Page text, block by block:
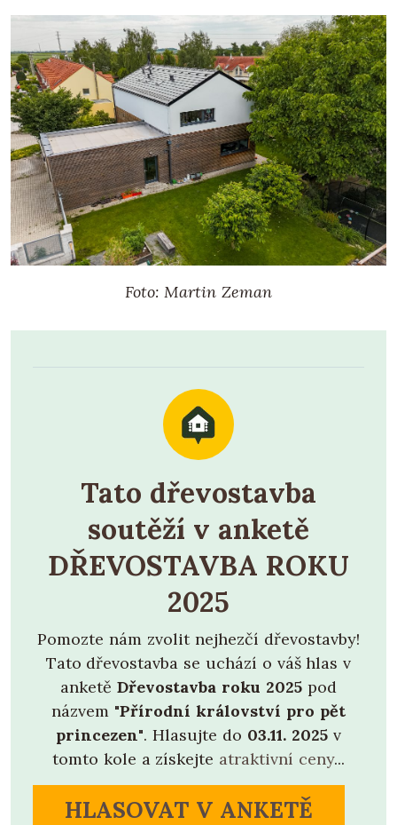
Foto: Martin Zeman
Tato dřevostavba
soutěží v anketě
DŘEVOSTAVBA ROKU
2025
Pomozte nám zvolit nejhezčí dřevostavby!
Tato dřevostavba se uchází o váš hlas v
anketěDřevostavba roku 2025pod
názvem "Přírodní království pro pět
princezen". Hlasujte do 03.11. 2025v
tomto kole a získejte atraktivní ceny...
HLASOVAT V ANKETĚ